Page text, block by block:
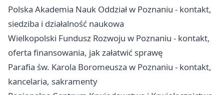
Polska Akademia Nauk Oddział w Poznaniu - kontakt,
siedziba i działalność naukowa
Wielkopolski Fundusz Rozwoju w Poznaniu - kontakt,
oferta finansowania, jak załatwić sprawę
Parafia św. Karola Boromeusza w Poznaniu - kontakt,
kancelaria, sakramenty